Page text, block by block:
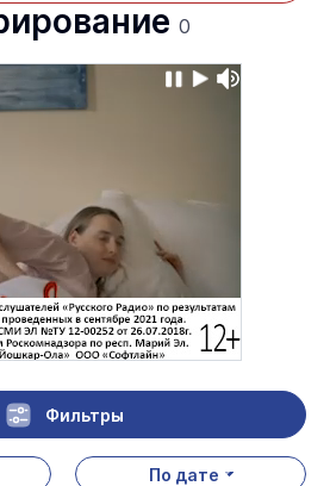
0
Фильтры
По дате